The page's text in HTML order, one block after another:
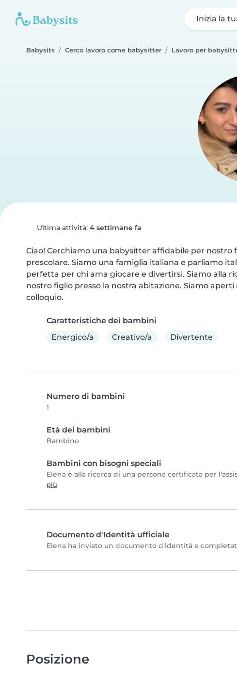
Inizia la
Babysits Cerco lavoro come babysitter Lavoro per
Ultima attività: 4 settimane fa
Ciao! Cerchiamo una babysitter affidabile per nostro
prescolare. Siamo una famiglia italiana e parliamo
perfetta per chi ama giocare e divertirsi. Siamo alla
nostro figlio presso la nostra abitazione. Siamo
colloquio.
Caratteristiche dei bambini
Energico/a
Creativo/a Divertente
Numero di bambini
1
Età dei bambini
Bambino
Bambini con bisogni speciali
Elena è alla ricerca di una persona certificata per
più
Documento d'Identità ufficiale
Elena ha inviato un documento d'identità e
Posizione